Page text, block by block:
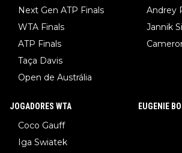
Next Gen ATP Finals
WTA Finals
ATP Finals
Taça Davis
Open de Austrália
Andrey
Jannik
JOGADORES WTA
Coco Gauff
Iga Swiatek
EUGENIE